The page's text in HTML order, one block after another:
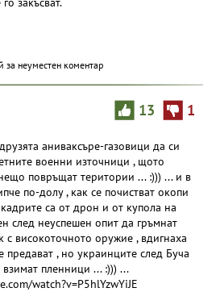
за неуместен коментар
13 1
аниваксъре-газовици да си
военни източници , щото
повръщат територии ... :))) ... и в
по-долу , как се почистват окопи
са от дрон и от купола на
след неуспешен опит да гръмнат
с високоточното оружие , вдигнаха
предават , но украинците след Буча
пленници ... :))) ...
watch?v=P5hlYzwYiJE